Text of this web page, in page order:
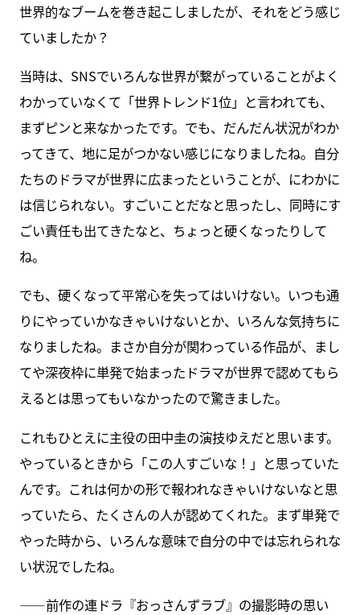
世界的なブームを巻き起こしましたが、それをどう感じ
ていましたか？
当時は、SNSでいろんな世界が繋がっていることがよく
わかっていなくて「世界トレンド1位」と言われても、
まずピンと来なかったです。でも、だんだん状況がわか
ってきて、地に足がつかない感じになりましたね。自分
たちのドラマが世界に広まったということが、にわかに
は信じられない。すごいことだなと思ったし、同時にす
ごい責任も出てきたなと、ちょっと硬くなったりして
ね。
でも、硬くなって平常心を失ってはいけない。いつも通
りにやっていかなきゃいけないとか、いろんな気持ちに
なりましたね。まさか自分が関わっている作品が、まし
てや深夜枠に単発で始まったドラマが世界で認めてもら
えるとは思ってもいなかったので驚きました。
これもひとえに主役の田中圭の演技ゆえだと思います。
やっているときから「この人すごいな！」と思っていた
んです。これは何かの形で報われなきゃいけないなと思
っていたら、たくさんの人が認めてくれた。まず単発で
やった時から、いろんな意味で自分の中では忘れられな
い状況でしたね。
――前作の連ドラ『おっさんずラブ』の撮影時の思い